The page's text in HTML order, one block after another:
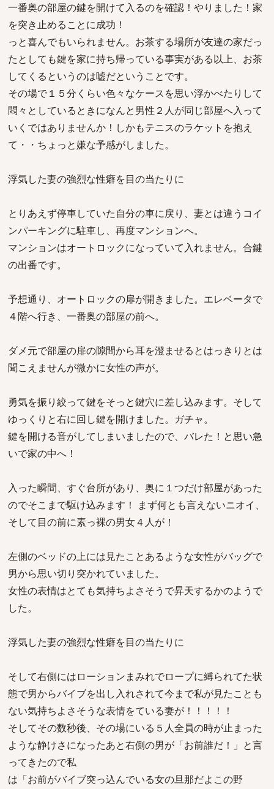
一番奥の部屋の鍵を開けて入るのを確認！やりました！家
を突き止めることに成功！
っと喜んでもいられません。お茶する場所が友達の家だっ
たとしても鍵を家に持ち帰っている事実がある以上、お茶
してくるというのは嘘だということです。
その場で１５分くらい色々なケースを思い浮かべたりして
悶々としているときになんと男性２人が同じ部屋へ入って
いくではありませんか！しかもテニスのラケットを抱え
て・・ちょっと嫌な予感がしました。
浮気した妻の強烈な性癖を目の当たりに
とりあえず停車していた自分の車に戻り、妻とは違うコイ
ンパーキングに駐車し、再度マンションへ。
マンションはオートロックになっていて入れません。合鍵
の出番です。
予想通り、オートロックの扉が開きました。エレベータで
４階へ行き、一番奥の部屋の前へ。
ダメ元で部屋の扉の隙間から耳を澄ませるとはっきりとは
聞こえませんが微かに女性の声が。
勇気を振り絞って鍵をそっと鍵穴に差し込みます。そして
ゆっくりと右に回し鍵を開けました。ガチャ。
鍵を開ける音がしてしまいましたので、バレた！と思い急
いで家の中へ！
入った瞬間、すぐ台所があり、奥に１つだけ部屋があった
のでそこまで駆け込みます！ まず何とも言えないニオイ、
そして目の前に素っ裸の男女４人が！
左側のベッドの上には見たことあるような女性がバッグで
男から思い切り突かれていました。
女性の表情はとても気持ちよさそうで昇天するかのようで
した。
浮気した妻の強烈な性癖を目の当たりに
そして右側にはローションまみれでロープに縛られてた状
態で男からバイブを出し入れされて今まで私が見たことも
ない気持ちよさそうな表情をている妻が！！！！！
そしてその数秒後、その場にいる５人全員の時が止まった
ような静けさになったあと右側の男が「お前誰だ！」と言
ってきたので私
は「お前がバイブ突っ込んでいる女の旦那だよこの野